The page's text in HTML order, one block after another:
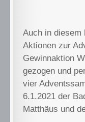
Auch in diesem
Aktionen zur
Gewinnaktion
gezogen und
vier
6.1.2021 der
Matthäus und